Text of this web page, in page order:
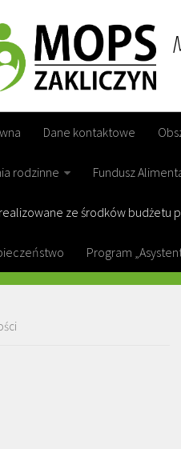
Dane kontaktowe
rodzinne Fundusz
ze środków budżetu
Program